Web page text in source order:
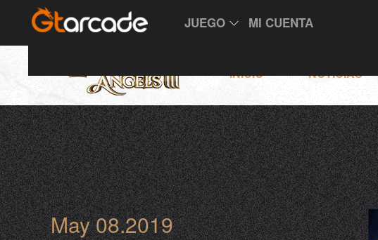
JUEGO MI CUENTA
INICIO NOTICIAS
May 08.2019